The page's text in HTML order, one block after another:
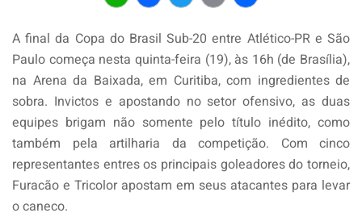
WhatsApp
Facebook
Twitter
EmailShare
A final da Copa do Brasil Sub-20 entre Atlético-PR e São
Paulo começa nesta quinta-feira (19), às 16h (de Brasília),
na Arena da Baixada, em Curitiba, com ingredientes de
sobra. Invictos e apostando no setor ofensivo, as duas
equipes brigam não somente pelo título inédito, como
também pela artilharia da competição. Com cinco
representantes entres os principais goleadores do torneio,
Furacão e Tricolor apostam em seus atacantes para levar
o caneco.